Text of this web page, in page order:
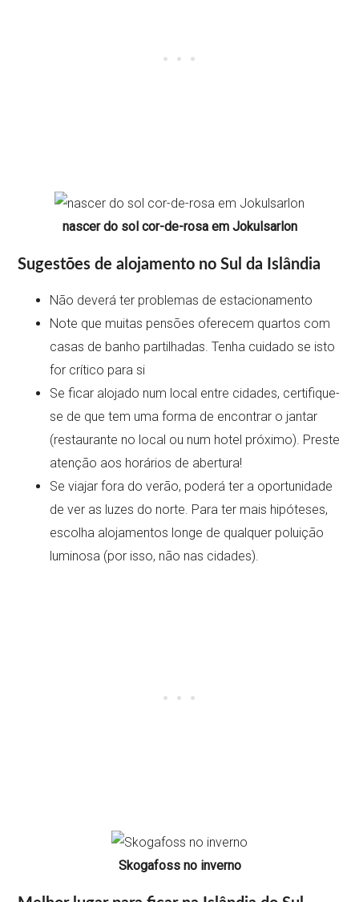
nascer do sol cor-de-rosa em Jokulsarlon
Sugestões de alojamento no Sul da Islândia
Não deverá ter problemas de estacionamento
Note que muitas pensões oferecem quartos com
casas de banho partilhadas. Tenha cuidado se isto
for crítico para si
Se ficar alojado num local entre cidades, certifique-
se de que tem uma forma de encontrar o jantar
(restaurante no local ou num hotel próximo). Preste
atenção aos horários de abertura!
Se viajar fora do verão, poderá ter a oportunidade
de ver as luzes do norte. Para ter mais hipóteses,
escolha alojamentos longe de qualquer poluição
luminosa (por isso, não nas cidades).
Skogafoss no inverno